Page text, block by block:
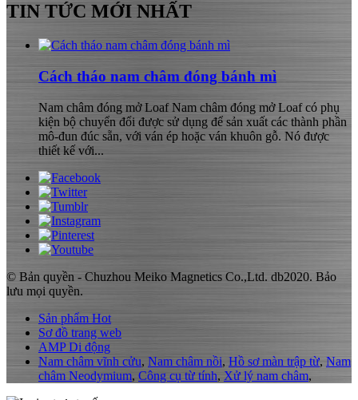
TIN TỨC MỚI NHẤT
Cách tháo nam châm đóng bánh mì
Nam châm đóng mở Loaf Nam châm đóng mở Loaf có phụ
kiện bộ chuyển đổi được sử dụng để sản xuất các thành phần
mô-đun đúc sẵn, với ván ép hoặc ván khuôn gỗ. Nó được
thiết kế với...
© Bản quyền - Chuzhou Meiko Magnetics Co.,Ltd. db2020. Bảo
lưu mọi quyền.
Sản phẩm Hot
Sơ đồ trang web
AMP Di động
Nam châm vĩnh cửu, Nam châm nồi, Hồ sơ màn trập từ, Nam
châm Neodymium, Công cụ từ tính, Xử lý nam châm,